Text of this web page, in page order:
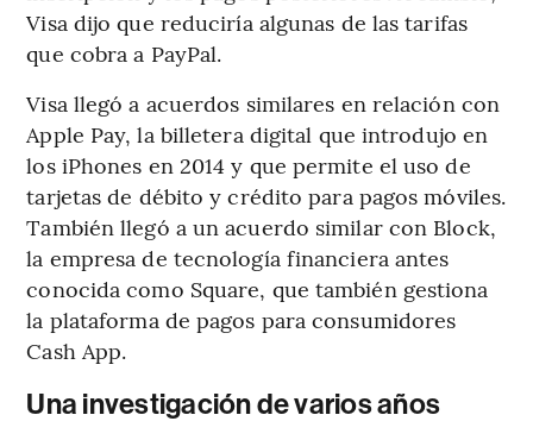
Visa dijo que reduciría algunas de las tarifas
que cobra a PayPal.
Visa llegó a acuerdos similares en relación con
Apple Pay, la billetera digital que introdujo en
los iPhones en 2014 y que permite el uso de
tarjetas de débito y crédito para pagos móviles.
También llegó a un acuerdo similar con Block,
la empresa de tecnología financiera antes
conocida como Square, que también gestiona
la plataforma de pagos para consumidores
Cash App.
Una investigación de varios años